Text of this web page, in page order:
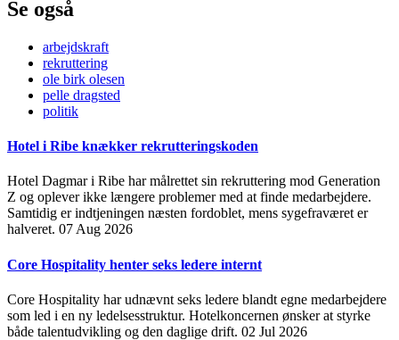
Se også
arbejdskraft
rekruttering
ole birk olesen
pelle dragsted
politik
Hotel i Ribe knækker rekrutteringskoden
Hotel Dagmar i Ribe har målrettet sin rekruttering mod Generation
Z og oplever ikke længere problemer med at finde medarbejdere.
Samtidig er indtjeningen næsten fordoblet, mens sygefraværet er
halveret. 07 Aug 2026
Core Hospitality henter seks ledere internt
Core Hospitality har udnævnt seks ledere blandt egne medarbejdere
som led i en ny ledelsesstruktur. Hotelkoncernen ønsker at styrke
både talentudvikling og den daglige drift. 02 Jul 2026